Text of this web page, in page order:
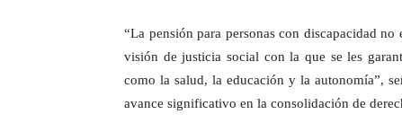
“La pensión para personas con discapacidad
visión de justicia social con la que se les
como la salud, la educación y la autonomía”,
avance significativo en la consolidación de